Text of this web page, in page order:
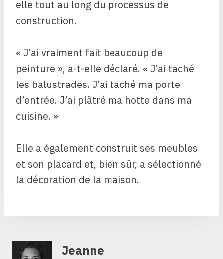
elle tout au long du processus de
construction.
« J’ai vraiment fait beaucoup de
peinture », a-t-elle déclaré. « J’ai taché
les balustrades. J’ai taché ma porte
d’entrée. J’ai plâtré ma hotte dans ma
cuisine. »
Elle a également construit ses meubles
et son placard et, bien sûr, a sélectionné
la décoration de la maison.
Jeanne